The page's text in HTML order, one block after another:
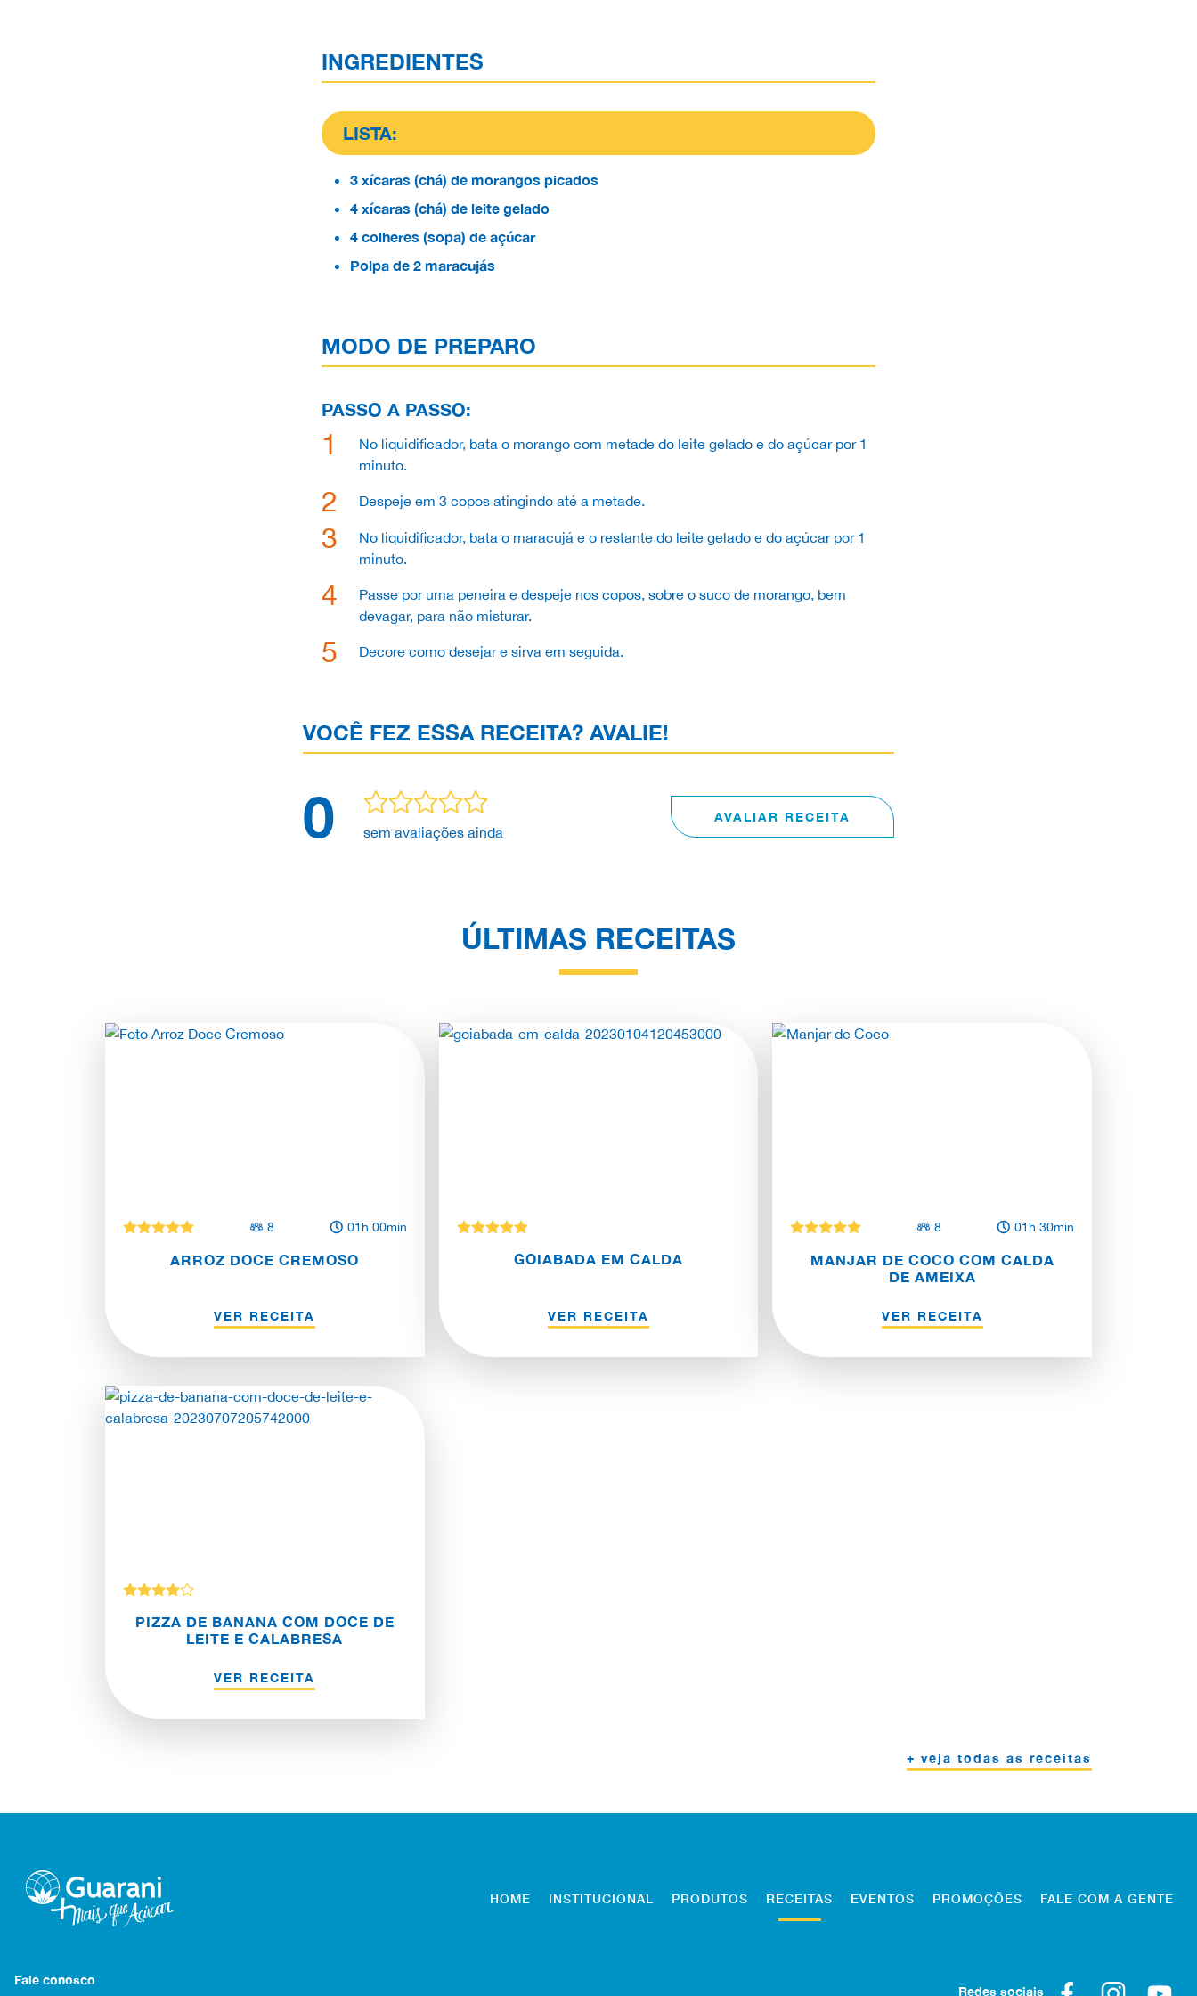
INGREDIENTES
LISTA:
3 xícaras (chá) de morangos picados
4 xícaras (chá) de leite gelado
4 colheres (sopa) de açúcar
Polpa de 2 maracujás
MODO DE PREPARO
PASSO A PASSO:
No liquidificador, bata o morango com metade do leite gelado e do açúcar por 1
minuto.
Despeje em 3 copos atingindo até a metade.
No liquidificador, bata o maracujá e o restante do leite gelado e do açúcar por 1
minuto.
Passe por uma peneira e despeje nos copos, sobre o suco de morango, bem
devagar, para não misturar.
Decore como desejar e sirva em seguida.
VOCÊ FEZ ESSA RECEITA? AVALIE!
0 sem avaliações ainda
AVALIAR RECEITA
ÚLTIMAS RECEITAS
8 01h 00min
ARROZ DOCE CREMOSO
VER RECEITA
GOIABADA EM CALDA
VER RECEITA
8 01h 30min
MANJAR DE COCO COM CALDA
DE AMEIXA
VER RECEITA
PIZZA DE BANANA COM DOCE DE
LEITE E CALABRESA
VER RECEITA
+ veja todas as receitas
HOME INSTITUCIONAL PRODUTOS RECEITAS EVENTOS PROMOÇÕES FALE COM A GENTE
Fale conosco
Redes sociais